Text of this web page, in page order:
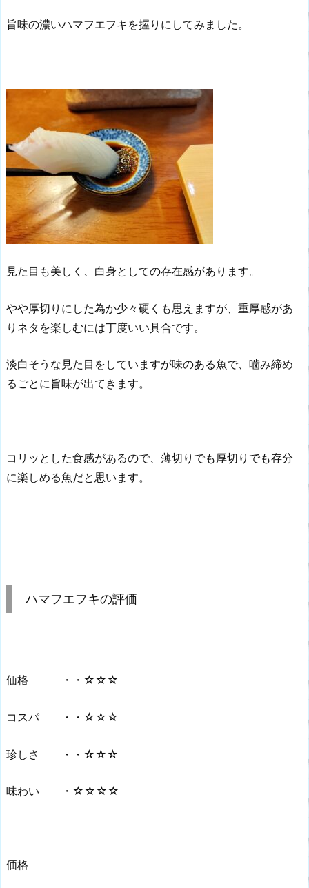
旨味の濃いハマフエフキを握りにしてみました。
見た目も美しく、白身としての存在感があります。
やや厚切りにした為か少々硬くも思えますが、重厚感があ
りネタを楽しむには丁度いい具合です。
淡白そうな見た目をしていますが味のある魚で、噛み締め
るごとに旨味が出てきます。
コリッとした食感があるので、薄切りでも厚切りでも存分
に楽しめる魚だと思います。
ハマフエフキの評価
価格 ・・☆☆☆
コスパ ・・☆☆☆
珍しさ ・・☆☆☆
味わい ・☆☆☆☆
価格